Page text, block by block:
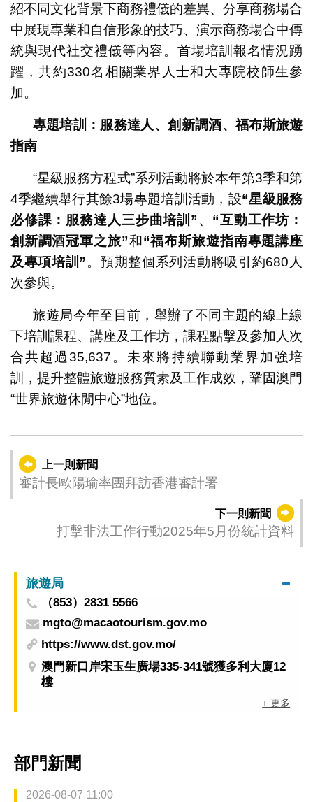
紹不同文化背景下商務禮儀的差異、分享商務場合
中展現專業和自信形象的技巧、演示商務場合中傳
統與現代社交禮儀等內容。首場培訓報名情況踴
躍，共約330名相關業界人士和大專院校師生參
加。
專題培訓：服務達人、創新調酒、福布斯旅遊
指南
“星級服務方程式”系列活動將於本年第3季和第
4季繼續舉行其餘3場專題培訓活動，設“星級服務
必修課：服務達人三步曲培訓 ”、 “互動工作坊：
創新調酒冠軍之旅”和“福布斯旅遊指南專題講座
及專項培訓”。預期整個系列活動將吸引約680人
次參與。
旅遊局今年至目前，舉辦了不同主題的線上線
下培訓課程、講座及工作坊，課程點擊及參加人次
合共超過35,637。未來將持續聯動業界加強培
訓，提升整體旅遊服務質素及工作成效，鞏固澳門
“世界旅遊休閒中心”地位。
上一則新聞
審計長歐陽瑜率團拜訪香港審計署
下一則新聞
打擊非法工作行動2025年5月份統計資料
旅遊局
（853）2831 5566
mgto@macaotourism.gov.mo
https://www.dst.gov.mo/
澳門新口岸宋玉生廣場335-341號獲多利大廈12
樓
+ 更多
部門新聞
2026-08-07 11:00